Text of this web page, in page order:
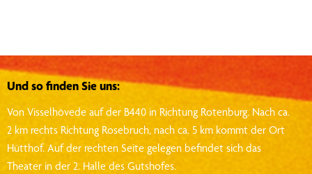
Und so finden Sie uns:
Von Visselhövede auf der B440 in Richtung Rotenburg. Nach ca.
2 km rechts Richtung Rosebruch, nach ca. 5 km kommt der Ort
Hütthof. Auf der rechten Seite gelegen befindet sich das
Theater in der 2. Halle des Gutshofes.